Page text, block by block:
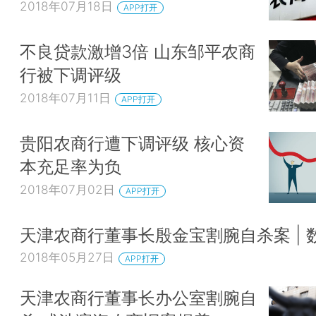
2018年07月18日 APP打开
不良贷款激增3倍 山东邹平农商
行被下调评级
2018年07月11日 APP打开
贵阳农商行遭下调评级 核心资
本充足率为负
2018年07月02日 APP打开
天津农商行董事长殷金宝割腕自杀案 |
2018年05月27日 APP打开
天津农商行董事长办公室割腕自